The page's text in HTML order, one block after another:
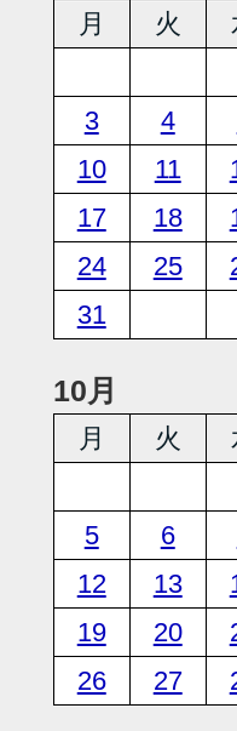
月 火
3
4
10
11
17
18
24
25
31
10月
月 火
5
6
12
13
19
20
26
27